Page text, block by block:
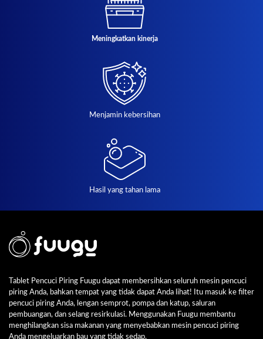
Meningkatkan kinerja
Menjamin kebersihan
Hasil yang tahan lama
Tablet Pencuci Piring Fuugu dapat membersihkan seluruh mesin pencuci
piring Anda, bahkan tempat yang tidak dapat Anda lihat! Itu masuk ke filter
pencuci piring Anda, lengan semprot, pompa dan katup, saluran
pembuangan, dan selang resirkulasi. Menggunakan Fuugu membantu
menghilangkan sisa makanan yang menyebabkan mesin pencuci piring
Anda mengeluarkan bau yang tidak sedap.